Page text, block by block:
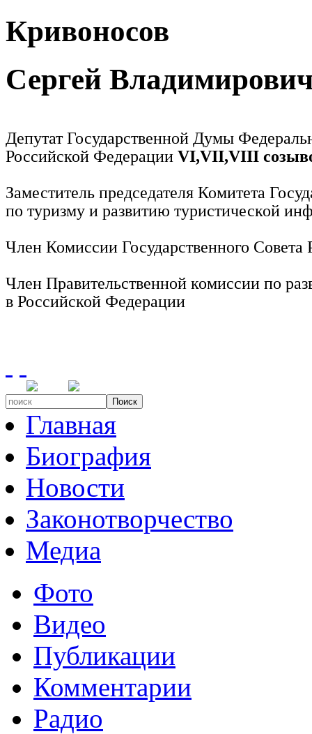
Кривоносов
Сергей
Депутат Государственной Думы
Российской Федерации VI,VII,VIII
Заместитель председателя Комитета
по туризму и развитию туристической
Член Комиссии Государственного
Член Правительственной комиссии по
в Российской Федерации
Поиск
Главная
Биография
Новости
Законотворчество
Медиа
Фото
Видео
Публикации
Комментарии
Радио